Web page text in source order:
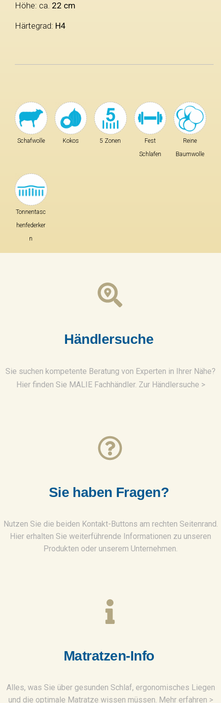
Höhe: ca. 22 cm
Härtegrad: H4
Schafwolle Kokos 5 Zonen
Fest
Schlafen
Reine
Baumwolle
Tonnentasc
henfederker
n
Händ ersuche
Sie suchen kompetente Beratung von Experten in Ihrer Nähe?
Hier finden Sie MALIE Fachhändler. Zur Händlersuche >
Sie haben Fragen?
Nutzen Sie die beiden Kontakt-Buttons am rechten Seitenrand.
Hier erhalten Sie weiterführende Informationen zu unseren
Produkten oder unserem Unternehmen.
Matratzen-Info
Alles, was Sie über gesunden Schlaf, ergonomisches Liegen
und die optimale Matratze wissen müssen. Mehr erfahren >